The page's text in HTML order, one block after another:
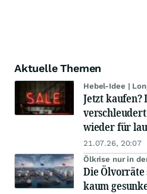
Aktuelle Themen
Hebel-Idee |
Jetzt kaufen?
wieder für
21.07.26, 20:07
Ölkrise nur in
Die Ölvorräte
kaum